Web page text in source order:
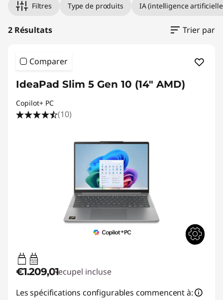
Filtres Type de produits IA (intelligence
2 Résultats Trier par
Comparer
IdeaPad Slim 5 Gen 10 (14" AMD)
Copilot+ PC
(10)
45W-65W
USB PD
€1.209,01Recupel incluse
Les spécifications configurables commencent à: